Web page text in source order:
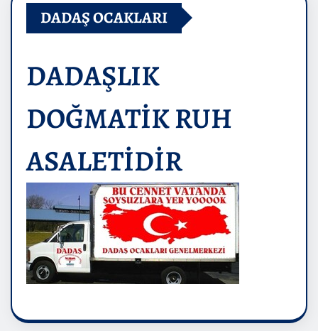
DADAŞ OCAKLARI
DADAŞLIK
DOĞMATİK RUH
ASALETİDİR